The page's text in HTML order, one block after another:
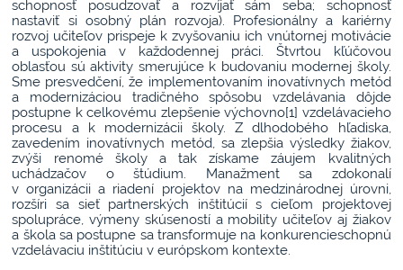
schopnosť posudzovať a rozvíjať sám seba; schopnosť
nastaviť si osobný plán rozvoja). Profesionálny a kariérny
rozvoj učiteľov prispeje k zvyšovaniu ich vnútornej motivácie
a uspokojenia v každodennej práci. Štvrtou kľúčovou
oblasťou sú aktivity smerujúce k budovaniu modernej školy.
Sme presvedčení, že implementovaním inovatívnych metód
a modernizáciou tradičného spôsobu vzdelávania dôjde
postupne k celkovému zlepšenie výchovno[1] vzdelávacieho
procesu a k modernizácii školy. Z dlhodobého hľadiska,
zavedením inovatívnych metód, sa zlepšia výsledky žiakov,
zvýši renomé školy a tak získame záujem kvalitných
uchádzačov o štúdium. Manažment sa zdokonalí
v organizácii a riadení projektov na medzinárodnej úrovni,
rozšíri sa sieť partnerských inštitúcií s cieľom projektovej
spolupráce, výmeny skúseností a mobility učiteľov aj žiakov
a škola sa postupne sa transformuje na konkurencieschopnú
vzdelávaciu inštitúciu v európskom kontexte.